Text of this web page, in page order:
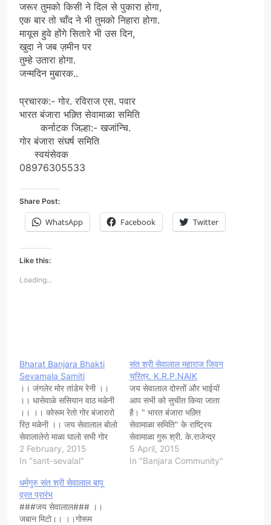
जरूर तुमको किसी ने दिल से पुकारा होगा,
एक बार तो चाँद ने भी तुमको निहारा होगा.
मायूस हुवे होंगे सितारे भी उस दिन,
खुदा ने जब ज़मीन पर
तुम्हे उतारा होगा.
जन्मदिन मुबारक..
प्रचारक:- गोर. रविराज एस. पवार
भारत बंजारा भक़्ति सेवामाळा समिति
कर्नाटक जिल्हा:- खजांन्चि.
गोर बंजारा संघर्ष समिति
स्वयंसेवक
08976305533
Share Post:
WhatsApp Facebook Twitter
Like this:
Loading...
Bharat Banjara Bhakti
Sevamala Samiti
।। जंगलेर मोर तांडेम रेनी ।।
।। धासेवाळे ससियान वाठ मळेनी
।। ।। कोरूम रेतो गोर बंजारारो
रित़ मळेनी ।। जय सेवालाल बोलो
सेवालालेरो माळा घालो सभी गोर
बंजारा भाईयों को निवेदन है। "गोर
बंजारा संर्घष समिति भारत" सलग्न
समिति कर्नाटक की ओर से
25/01/2015 से…
2 February, 2015
In "sant-sevalal"
संत श्री सेवालाल महाराज जिवन
चरित्र. K.R.P.NAIK
जय सेवालाल दोस्तों और भाईयों
आप सभी को सुचीत किया जाता
है। " भारत बंजारा भक़्ति
सेवामाळा समिति" के राष्ट्रिय
सेवामाळा गुरू श्री. के.राजेन्द्र
प्रसाद नाईक, ईन्होने श्री
सेवालाल महाराज कि सेवामाळा कि
5 April, 2015
In "Banjara Community"
धर्मगुरु संत श्री सेवालाल बापू
व्रत प्रारंभ
###जय सेवालाल### ।।
जबान मिटो।। ।।गोरूम